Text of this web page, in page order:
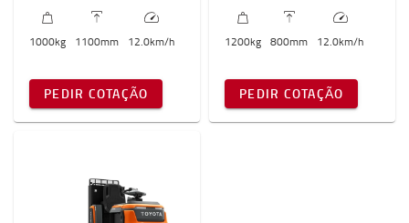
1000kg 1100mm 12.0km/h
PEDIR COTAÇÃO
1200kg 800mm 12.0km/h
PEDIR COTAÇÃO